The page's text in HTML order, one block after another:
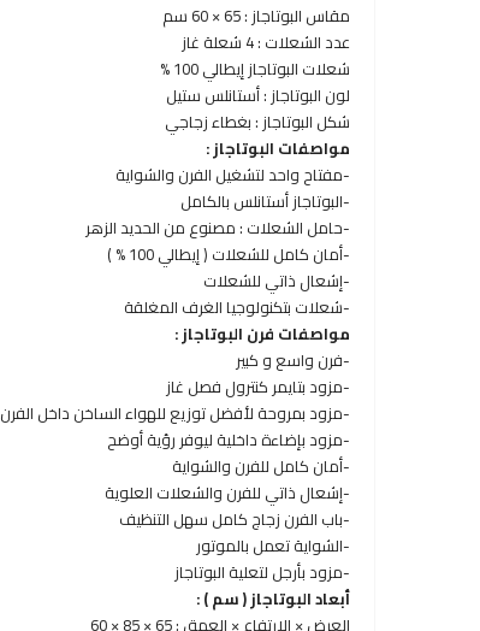
مقاس البوتاجاز : 65 × 60 سم
عدد الشعلات : 4 شعلة غاز
شعلات البوتاجاز إيطالي 100 %
لون البوتاجاز : أستانلس ستيل
شكل البوتاجاز : بغطاء زجاجي
مواصفات البوتاجاز :
-مفتاح واحد لتشغيل الفرن والشواية
-البوتاجاز أستانلس بالكامل
-حامل الشعلات : مصنوع من الحديد الزهر
-أمان كامل للشعلات ( إيطالي 100 % )
-إشعال ذاتي للشعلات
-شعلات بتكنولوجيا الغرف المغلقة
مواصفات فرن البوتاجاز :
-فرن واسع و كبير
-مزود بتايمر كنترول فصل غاز
-مزود بمروحة لأفضل توزيع للهواء الساخن داخل الفرن
-مزود بإضاءة داخلية ليوفر رؤية أوضح
-أمان كامل للفرن والشواية
-إشعال ذاتي للفرن والشعلات العلوية
-باب الفرن زجاج كامل سهل التنظيف
-الشواية تعمل بالموتور
-مزود بأرجل لتعلية البوتاجاز
أبعاد البوتاجاز ( سم ) :
العرض × الارتفاع × العمق : 65 × 85 × 60